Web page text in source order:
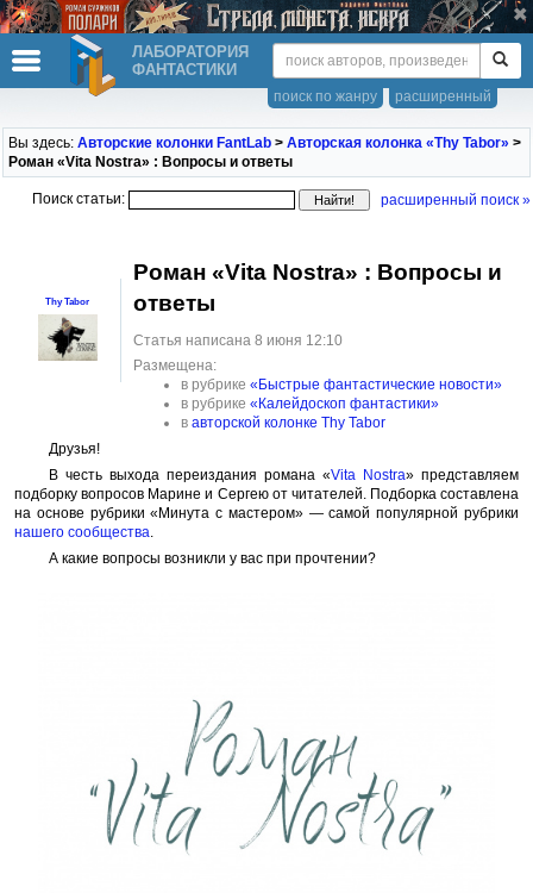
ЛАБОРАТОРИЯ
ФАНТАСТИКИ
расширенный
поиск по жанру
Вы здесь: Авторские колонки FantLab > Авторская колонка «Thy Tabor» >
Роман «Vita Nostra» : Вопросы и ответы
Поиск статьи: расширенный поиск »
Thy Tabor
Роман «Vita Nostra» : Вопросы и
ответы
Статья написана 8 июня 12:10
Размещена:
в рубрике «Быстрые фантастические новости»
в рубрике «Калейдоскоп фантастики»
в авторской колонке Thy Tabor
Друзья!
В честь выхода переиздания романа «Vita Nostra» представляем
подборку вопросов Марине и Сергею от читателей. Подборка составлена
на основе рубрики «Минута с мастером» — самой популярной рубрики
нашего сообщества.
А какие вопросы возникли у вас при прочтении?